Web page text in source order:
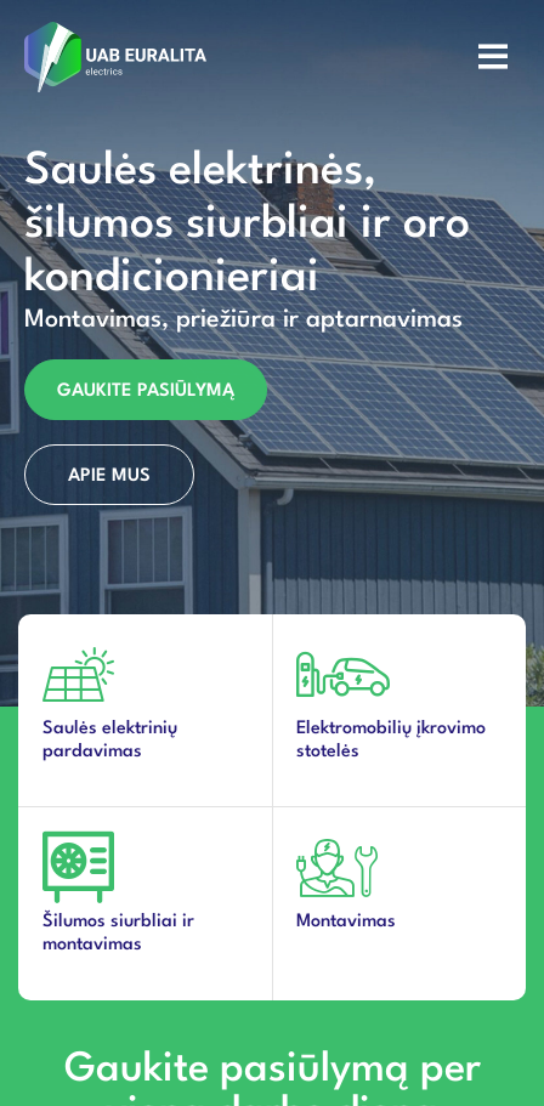
Saulės elektrinės,
šilumos siurbliai ir oro
kondicionieriai
Montavimas, priežiūra ir aptarnavimas
GAUKITE PASIŪLYMĄ
APIE MUS
Saulės elektrinių
pardavimas
Elektromobilių įkrovimo
stotelės
Šilumos siurbliai ir
montavimas
Montavimas
Gaukite pasiūlymą per